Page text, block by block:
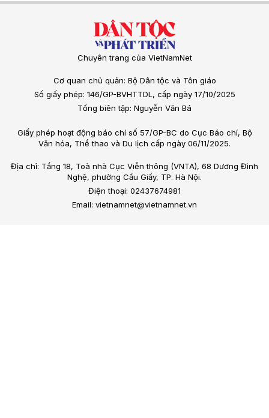
Chuyên trang của VietNamNet
Cơ quan chủ quản: Bộ Dân tộc và Tôn giáo
Số giấy phép: 146/GP-BVHTTDL, cấp ngày 17/10/2025
Tổng biên tập: Nguyễn Văn Bá
Giấy phép hoạt động báo chí số 57/GP-BC do Cục Báo chí, Bộ
Văn hóa, Thể thao và Du lịch cấp ngày 06/11/2025.
Địa chỉ: Tầng 18, Toà nhà Cục Viễn thông (VNTA), 68 Dương Đình
Nghệ, phường Cầu Giấy, TP. Hà Nội.
Điện thoại: 02437674981
Email: vietnamnet@vietnamnet.vn